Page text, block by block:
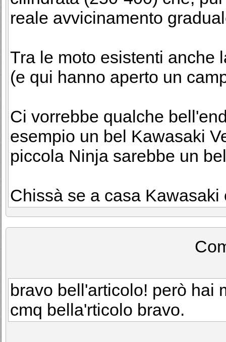
reale avvicinamento
Tra le moto esistenti anche
(e qui hanno aperto un
Ci vorrebbe qualche
esempio un bel Kawasaki
piccola Ninja sarebbe un
Chissà se a casa Kawasaki
bravo bell'articolo! però hai
cmq bella'rticolo bravo.